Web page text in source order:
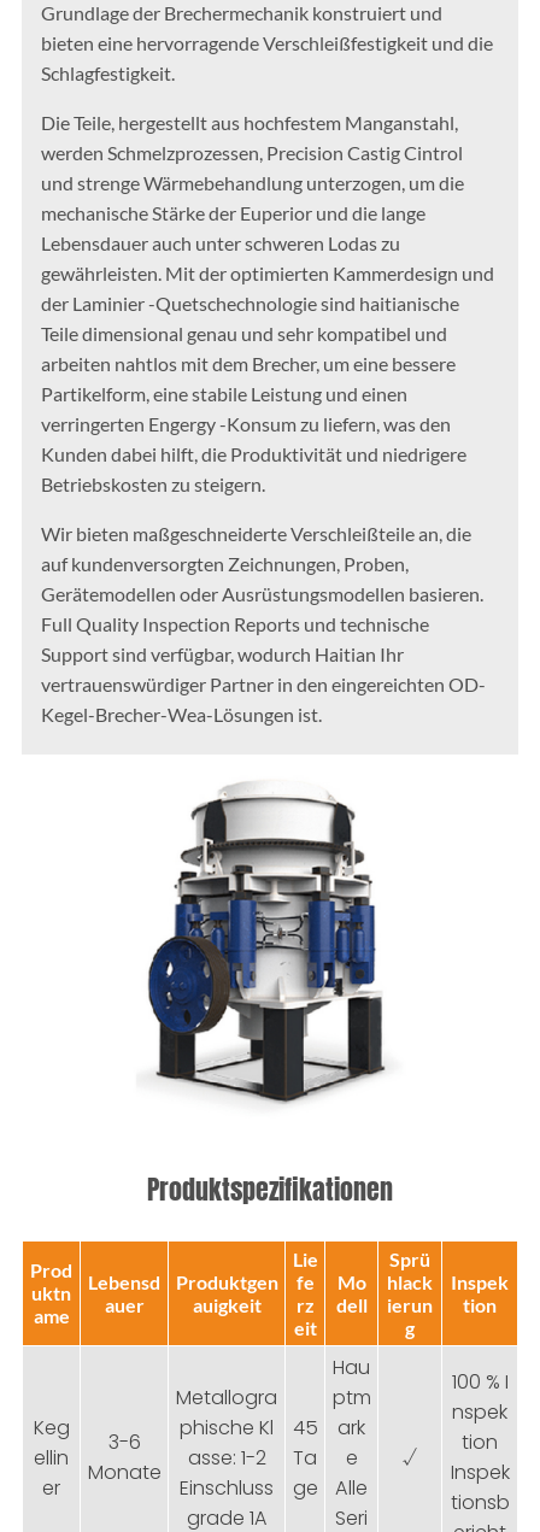
Grundlage der Brechermechanik konstruiert und
bieten eine hervorragende Verschleißfestigkeit und die
Schlagfestigkeit.
Die Teile, hergestellt aus hochfestem Manganstahl,
werden Schmelzprozessen, Precision Castig Cintrol
und strenge Wärmebehandlung unterzogen, um die
mechanische Stärke der Euperior und die lange
Lebensdauer auch unter schweren Lodas zu
gewährleisten. Mit der optimierten Kammerdesign und
der Laminier -Quetschechnologie sind haitianische
Teile dimensional genau und sehr kompatibel und
arbeiten nahtlos mit dem Brecher, um eine bessere
Partikelform, eine stabile Leistung und einen
verringerten Engergy -Konsum zu liefern, was den
Kunden dabei hilft, die Produktivität und niedrigere
Betriebskosten zu steigern.
Wir bieten maßgeschneiderte Verschleißteile an, die
auf kundenversorgten Zeichnungen, Proben,
Gerätemodellen oder Ausrüstungsmodellen basieren.
Full Quality Inspection Reports und technische
Support sind verfügbar, wodurch Haitian Ihr
vertrauenswürdiger Partner in den eingereichten OD-
Kegel-Brecher-Wea-Lösungen ist.
Produktspezifikationen
Prod
uktn
ame
Lebensd
auer
Produktgen
auigkeit
Lie
fe
rz
eit
Mo
dell
Sprü
hlack
ierun
g
Inspek
tion
Keg
ellin
er
3-6
Monate
Metallogra
phische Kl
asse: 1-2
Einschluss
grade 1A
45
Ta
ge
Hau
ptm
ark
e
Alle
Seri
√
100 % I
nspek
tion
Inspek
tionsb